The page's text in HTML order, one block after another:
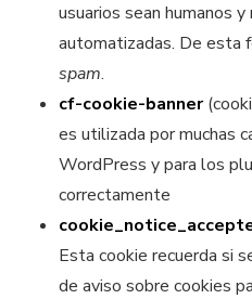
usuarios sean humanos y
automatizadas. De esta
spam.
cf-cookie-banner
es utilizada por muchas
WordPress y para los
correctamente
Esta cookie recuerda si
de aviso sobre cookies